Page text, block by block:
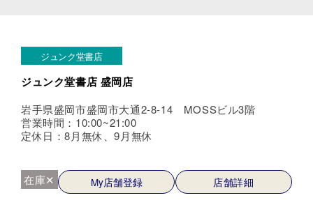
ジュンク堂書店
ジュンク堂書店 盛岡店
岩手県盛岡市盛岡市大通2-8-14 MOSSビル3階
営業時間：10:00~21:00
定休日：8月無休、9月無休
在庫✕ My店舗登録 店舗詳細